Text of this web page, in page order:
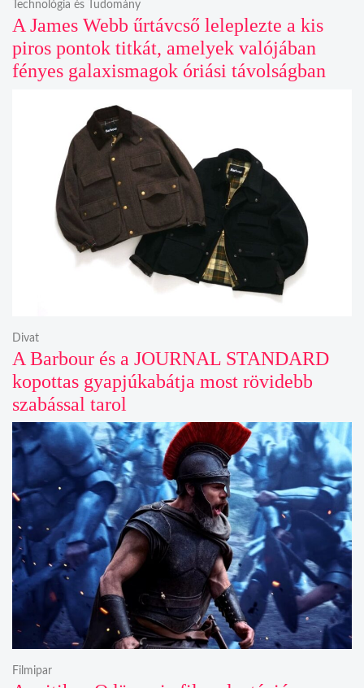
A James Webb űrtávcső leleplezte a kis
piros pontok titkát, amelyek valójában
fényes galaxismagok óriási távolságban
Technológia és Tudomány
A Barbour és a JOURNAL STANDARD
kopottas gyapjúkabátja most rövidebb
szabással tarol
Divat
Filmipar